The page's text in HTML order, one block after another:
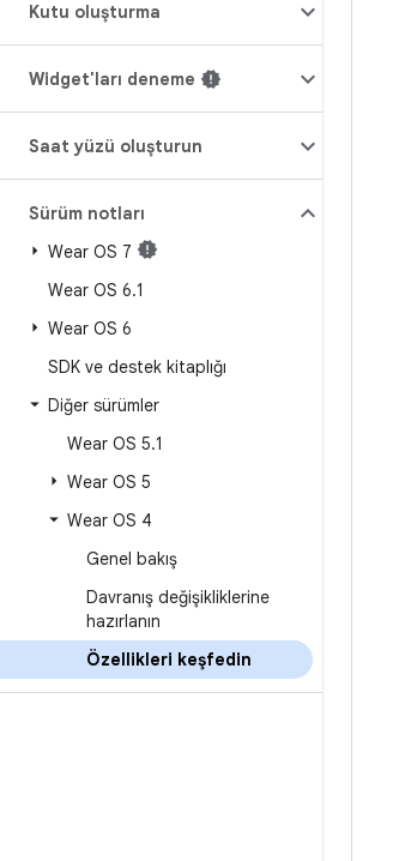
Kutu oluşturma
Widget'ları deneme
Saat yüzü oluşturun
Sürüm notları
Wear OS 7
Wear OS 6.1
Wear OS 6
SDK ve destek kitaplığı
Diğer sürümler
Wear OS 5.1
Wear OS 5
Wear OS 4
Genel bakış
Davranış değişikliklerine
hazırlanın
Özellikleri keşfedin